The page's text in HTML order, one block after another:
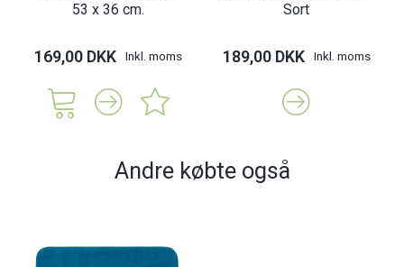
53 x 36 cm.
169,00 DKK Inkl. moms
Sort
189,00 DKK Inkl. moms
Andre købte også